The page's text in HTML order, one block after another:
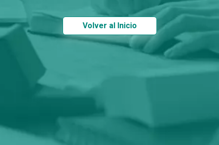
Volver al Inicio